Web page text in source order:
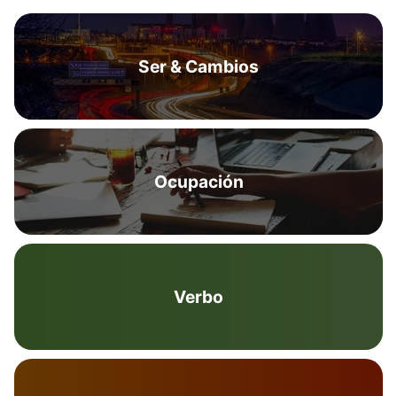
Ser & Cambios
Ocupación
Verbo